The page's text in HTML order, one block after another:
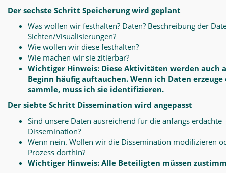
Der sechste Schritt Speicherung wird geplant
Was wollen wir festhalten? Daten? Beschreibung der
Sichten/Visualisierungen?
Wie wollen wir diese festhalten?
Wie machen wir sie zitierbar?
Wichtiger Hinweis: Diese Aktivitäten werden auch
Beginn häufig auftauchen. Wenn ich Daten erzeuge
sammle, muss ich sie identifizieren.
Der siebte Schritt Dissemination wird angepasst
Sind unsere Daten ausreichend für die anfangs erdachte
Dissemination?
Wenn nein. Wollen wir die Dissemination modifizieren
Prozess dorthin?
Wichtiger Hinweis: Alle Beteiligten müssen